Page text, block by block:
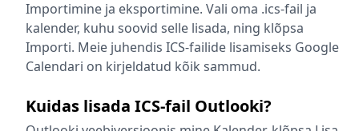
Importimine ja eksportimine. Vali oma .ics-fail ja
kalender, kuhu soovid selle lisada, ning klõpsa
Importi. Meie juhendis ICS-failide lisamiseks Google
Calendari on kirjeldatud kõik sammud.
Kuidas lisada ICS-fail Outlooki?